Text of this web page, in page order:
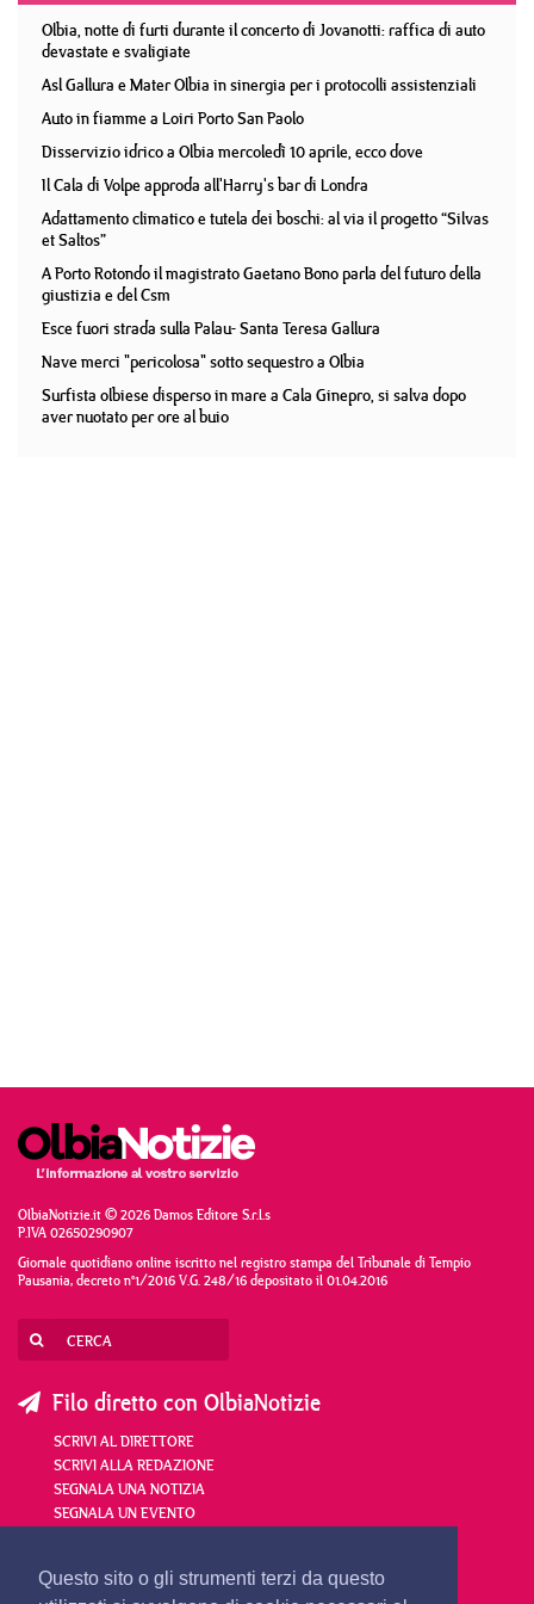
Questo sito o gli strumenti terzi da questo
Olbia, notte di furti durante il concerto di Jovanotti: raffica di auto
devastate e svaligiate
Asl Gallura e Mater Olbia in sinergia per i protocolli assistenziali
Auto in fiamme a Loiri Porto San Paolo
Disservizio idrico a Olbia mercoledì 10 aprile, ecco dove
Il Cala di Volpe approda all'Harry's bar di Londra
Adattamento climatico e tutela dei boschi: al via il progetto “Silvas
et Saltos”
A Porto Rotondo il magistrato Gaetano Bono parla del futuro della
giustizia e del Csm
Esce fuori strada sulla Palau- Santa Teresa Gallura
Nave merci "pericolosa" sotto sequestro a Olbia
Surfista olbiese disperso in mare a Cala Ginepro, si salva dopo
aver nuotato per ore al buio
OlbiaNotizie.it © 2026 Damos Editore S.r.l.s
P.IVA 02650290907
Giornale quotidiano online iscritto nel registro stampa del Tribunale di Tempio
Pausania, decreto n°1/2016 V.G. 248/16 depositato il 01.04.2016
Filo diretto con OlbiaNotizie
SCRIVI AL DIRETTORE
SCRIVI ALLA REDAZIONE
SEGNALA UNA NOTIZIA
SEGNALA UN EVENTO
redazione@olbianotizie.it